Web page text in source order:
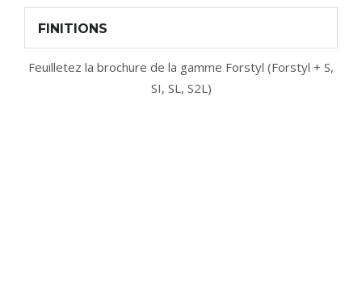
FINITIONS
Feuilletez la brochure de la gamme Forstyl (Forstyl + S,
SI, SL, S2L )